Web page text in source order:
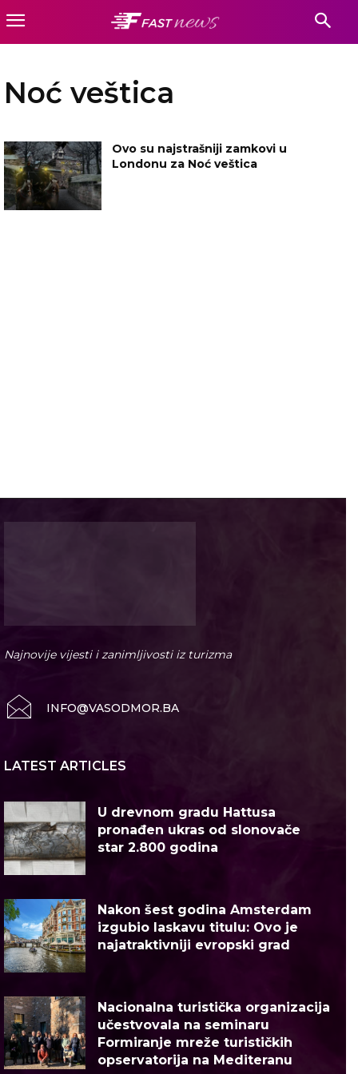
Noć veštica
Ovo su najstrašniji zamkovi u
Londonu za Noć veštica
Najnovije vijesti i zanimljivosti iz turizma
INFO@VASODMOR.BA
LATEST ARTICLES
U drevnom gradu Hattusa
pronađen ukras od slonovače
star 2.800 godina
Nakon šest godina Amsterdam
izgubio laskavu titulu: Ovo je
najatraktivniji evropski grad
Nacionalna turistička organizacija
učestvovala na seminaru
Formiranje mreže turističkih
opservatorija na Mediteranu